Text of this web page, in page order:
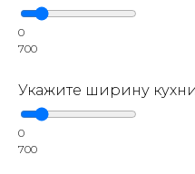
0
700
Укажите ширину
0
700